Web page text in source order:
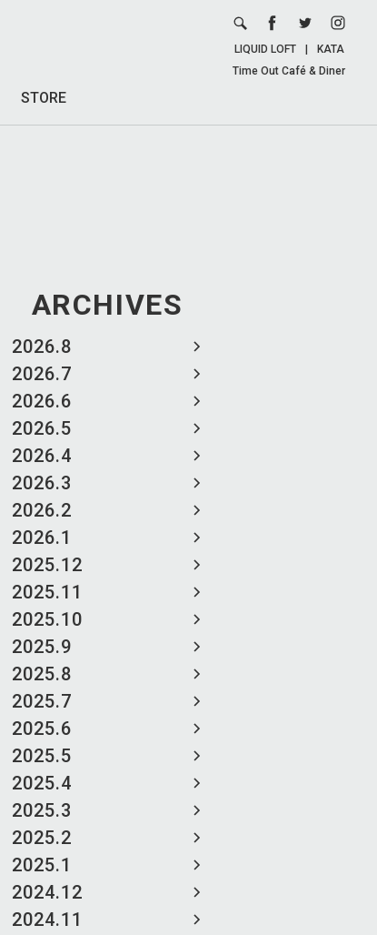
STORE
LIQUID LOFT
KATA
Time Out Café & Diner
ARCHIVES
2026.8
2026.7
2026.6
2026.5
2026.4
2026.3
2026.2
2026.1
2025.12
2025.11
2025.10
2025.9
2025.8
2025.7
2025.6
2025.5
2025.4
2025.3
2025.2
2025.1
2024.12
2024.11